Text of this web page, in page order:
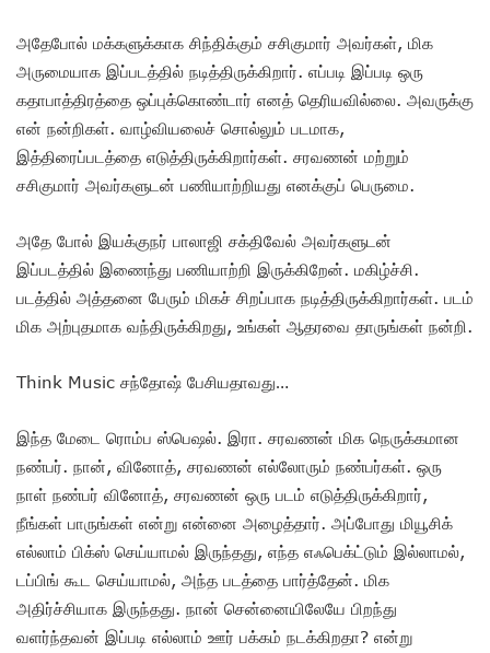
அதேபோல் மக்களுக்காக சிந்திக்கும் சசிகுமார் அவர்கள், மிக
அருமையாக இப்படத்தில் நடித்திருக்கிறார். எப்படி இப்படி ஒரு
கதாபாத்திரத்தை ஒப்புக்கொண்டார் எனத் தெரியவில்லை. அவருக்கு
என் நன்றிகள். வாழ்வியலைச் சொல்லும் படமாக,
இத்திரைப்படத்தை எடுத்திருக்கிறார்கள். சரவணன் மற்றும்
சசிகுமார் அவர்களுடன் பணியாற்றியது எனக்குப் பெருமை.
அதே போல் இயக்குநர் பாலாஜி சக்திவேல் அவர்களுடன்
இப்படத்தில் இணைந்து பணியாற்றி இருக்கிறேன். மகிழ்ச்சி.
படத்தில் அத்தனை பேரும் மிகச் சிறப்பாக நடித்திருக்கிறார்கள். படம்
மிக அற்புதமாக வந்திருக்கிறது, உங்கள் ஆதரவை தாருங்கள் நன்றி.
Think Music சந்தோஷ் பேசியதாவது…
இந்த மேடை ரொம்ப ஸ்பெஷல். இரா. சரவணன் மிக நெருக்கமான
நண்பர். நான், வினோத், சரவணன் எல்லோரும் நண்பர்கள். ஒரு
நாள் நண்பர் வினோத், சரவணன் ஒரு படம் எடுத்திருக்கிறார்,
நீங்கள் பாருங்கள் என்று என்னை அழைத்தார். அப்போது மியூசிக்
எல்லாம் பிக்ஸ் செய்யாமல் இருந்தது, எந்த எஃபெக்ட்டும் இல்லாமல்,
டப்பிங் கூட செய்யாமல், அந்த படத்தை பார்த்தேன். மிக
அதிர்ச்சியாக இருந்தது. நான் சென்னையிலேயே பிறந்து
வளர்ந்தவன் இப்படி எல்லாம் ஊர் பக்கம் நடக்கிறதா? என்று